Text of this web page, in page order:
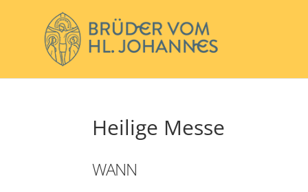
Heilige Messe
WANN